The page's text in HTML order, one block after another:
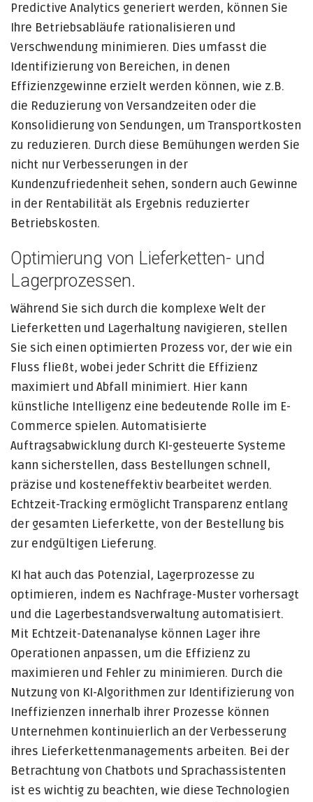
Predictive Analytics generiert werden, können Sie
Ihre Betriebsabläufe rationalisieren und
Verschwendung minimieren. Dies umfasst die
Identifizierung von Bereichen, in denen
Effizienzgewinne erzielt werden können, wie z.B.
die Reduzierung von Versandzeiten oder die
Konsolidierung von Sendungen, um Transportkosten
zu reduzieren. Durch diese Bemühungen werden Sie
nicht nur Verbesserungen in der
Kundenzufriedenheit sehen, sondern auch Gewinne
in der Rentabilität als Ergebnis reduzierter
Betriebskosten.
Optimierung von Lieferketten- und
Lagerprozessen.
Während Sie sich durch die komplexe Welt der
Lieferketten und Lagerhaltung navigieren, stellen
Sie sich einen optimierten Prozess vor, der wie ein
Fluss fließt, wobei jeder Schritt die Effizienz
maximiert und Abfall minimiert. Hier kann
künstliche Intelligenz eine bedeutende Rolle im E-
Commerce spielen. Automatisierte
Auftragsabwicklung durch KI-gesteuerte Systeme
kann sicherstellen, dass Bestellungen schnell,
präzise und kosteneffektiv bearbeitet werden.
Echtzeit-Tracking ermöglicht Transparenz entlang
der gesamten Lieferkette, von der Bestellung bis
zur endgültigen Lieferung.
KI hat auch das Potenzial, Lagerprozesse zu
optimieren, indem es Nachfrage-Muster vorhersagt
und die Lagerbestandsverwaltung automatisiert.
Mit Echtzeit-Datenanalyse können Lager ihre
Operationen anpassen, um die Effizienz zu
maximieren und Fehler zu minimieren. Durch die
Nutzung von KI-Algorithmen zur Identifizierung von
Ineffizienzen innerhalb ihrer Prozesse können
Unternehmen kontinuierlich an der Verbesserung
ihres Lieferkettenmanagements arbeiten. Bei der
Betrachtung von Chatbots und Sprachassistenten
ist es wichtig zu beachten, wie diese Technologien